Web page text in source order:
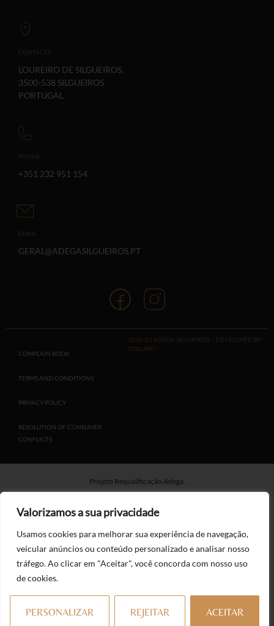
Valorizamos a sua privacidade
Usamos cookies para melhorar sua experiência de navegação,
veicular anúncios ou conteúdo personalizado e analisar nosso
tráfego. Ao clicar em "Aceitar", você concorda com nosso uso
de cookies.
PERSONALIZAR REJEITAR ACEITAR
CONTACTS
LOUREIRO DE SILGUEIROS,
3500-538 SILGUEIROS
PORTUGAL
PHONE
+351 232 951 154
EMAIL
GERAL@ADEGASILGUEIROS.PT
COMPLAIN BOOK
TERMS AND CONDITIONS
PRIVACY POLICY
RESOLUTION OF CONSUMER
CONFLICTS
2026 (C) ADEGA SILGUEIROS – DEVELOPED BY:
VOLUPIO
Projeto Requalificação Adega.
Projeto Aumento da Produtividade – Projeto Instalação de Paineis
Fotovoltaicos.
Agroalimentares na Europa Mediterrânica